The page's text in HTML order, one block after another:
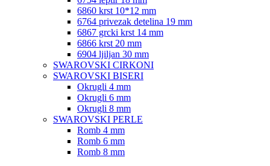
6860 krst 10*12 mm
6764 privezak detelina 19 mm
6867 grcki krst 14 mm
6866 krst 20 mm
6904 ljiljan 30 mm
SWAROVSKI CIRKONI
SWAROVSKI BISERI
Okrugli 4 mm
Okrugli 6 mm
Okrugli 8 mm
SWAROVSKI PERLE
Romb 4 mm
Romb 6 mm
Romb 8 mm